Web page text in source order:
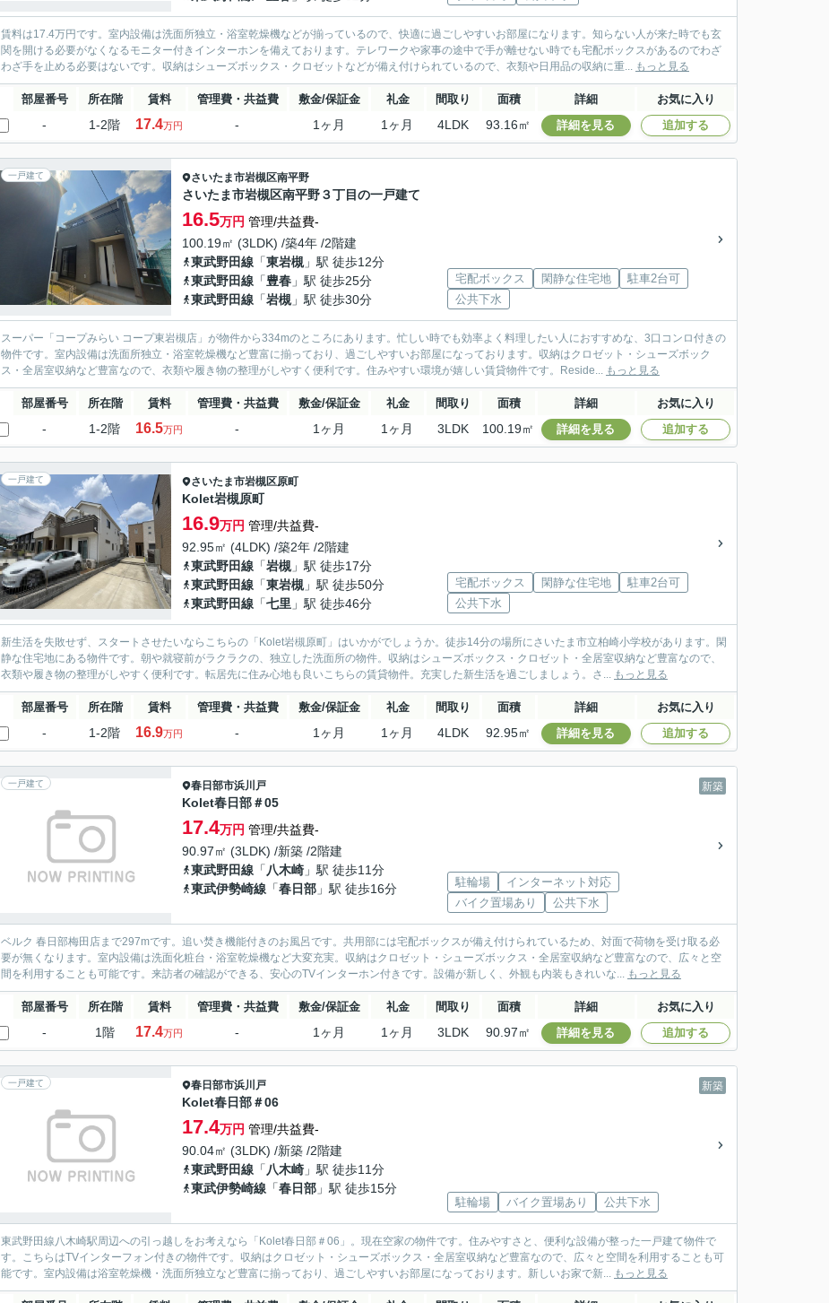
賃料は17.4万円です。室内設備は洗面所独立・浴室乾燥機などが揃っているので、快適に過ごしやすいお部屋になります。知らない人が来た時でも玄
関を開ける必要がなくなるモニター付きインターホンを備えております。テレワークや家事の途中で手が離せない時でも宅配ボックスがあるのでわざ
わざ手を止める必要はないです。収納はシューズボックス・クロゼットなどが備え付けられているので、衣類や日用品の収納に重... もっと見る
部屋番号 所在階 賃料 管理費・共益費 敷金/保証金 礼金 間取り 面積 詳細 お気に入り
- 1-2階 17.4万円 - 1ヶ月 1ヶ月 4LDK 93.16㎡ 詳細を見る 追加する
一戸建て さいたま市岩槻区南平野
さいたま市岩槻区南平野３丁目の一戸建て
16.5万円 管理/共益費-
100.19㎡ (3LDK) /築4年 /2階建
東武野田線 「東岩槻 」駅 徒歩12分
東武野田線 「豊春 」駅 徒歩25分
東武野田線 「岩槻 」駅 徒歩30分
宅配ボックス 閑静な住宅地
駐車2台可
公共下水
スーパー「コープみらい コープ東岩槻店」が物件から334mのところにあります。忙しい時でも効率よく料理したい人におすすめな、3口コンロ付きの
物件です。室内設備は洗面所独立・浴室乾燥機など豊富に揃っており、過ごしやすいお部屋になっております。収納はクロゼット・シューズボック
ス・全居室収納など豊富なので、衣類や履き物の整理がしやすく便利です。住みやすい環境が嬉しい賃貸物件です。Reside... もっと見る
部屋番号 所在階 賃料 管理費・共益費 敷金/保証金 礼金 間取り 面積 詳細 お気に入り
- 1-2階 16.5万円 - 1ヶ月 1ヶ月 3LDK 100.19㎡ 詳細を見る 追加する
一戸建て さいたま市岩槻区原町
Kolet岩槻原町
16.9万円 管理/共益費-
92.95㎡ (4LDK) /築2年 /2階建
東武野田線 「岩槻 」駅 徒歩17分
東武野田線 「東岩槻 」駅 徒歩50分
東武野田線 「七里 」駅 徒歩46分
宅配ボックス 閑静な住宅地
駐車2台可
公共下水
新生活を失敗せず、スタートさせたいならこちらの「Kolet岩槻原町」はいかがでしょうか。徒歩14分の場所にさいたま市立柏崎小学校があります。閑
静な住宅地にある物件です。朝や就寝前がラクラクの、独立した洗面所の物件。収納はシューズボックス・クロゼット・全居室収納など豊富なので、
衣類や履き物の整理がしやすく便利です。転居先に住み心地も良いこちらの賃貸物件。充実した新生活を過ごしましょう。さ... もっと見る
部屋番号 所在階 賃料 管理費・共益費 敷金/保証金 礼金 間取り 面積 詳細 お気に入り
- 1-2階 16.9万円 - 1ヶ月 1ヶ月 4LDK 92.95㎡ 詳細を見る 追加する
一戸建て 新築
春日部市浜川戸
Kolet春日部＃05
17.4万円 管理/共益費-
90.97㎡ (3LDK) /新築 /2階建
東武野田線 「 八木崎 」駅 徒歩11分
東武伊勢崎線 「春日部 」駅 徒歩16分 駐輪場
インターネット対応
バイク置場あり
公共下水
ベルク 春日部梅田店まで297mです。追い焚き機能付きのお風呂です。共用部には宅配ボックスが備え付けられているため、対面で荷物を受け取る必
要が無くなります。室内設備は洗面化粧台・浴室乾燥機など大変充実。収納はクロゼット・シューズボックス・全居室収納など豊富なので、広々と空
間を利用することも可能です。来訪者の確認ができる、安心のTVインターホン付きです。設備が新しく、外観も内装もきれいな... もっと見る
部屋番号 所在階 賃料 管理費・共益費 敷金/保証金 礼金 間取り 面積 詳細 お気に入り
- 1階 17.4万円 - 1ヶ月 1ヶ月 3LDK 90.97㎡ 詳細を見る 追加する
一戸建て 新築
春日部市浜川戸
Kolet春日部＃06
17.4万円 管理/共益費-
90.04㎡ (3LDK) /新築 /2階建
東武野田線 「 八木崎 」駅 徒歩11分
東武伊勢崎線 「春日部 」駅 徒歩15分
駐輪場 バイク置場あり 公共下水
東武野田線八木崎駅周辺への引っ越しをお考えなら「Kolet春日部＃06」。現在空家の物件です。住みやすさと、便利な設備が整った一戸建て物件で
す。こちらはTVインターフォン付きの物件です。収納はクロゼット・シューズボックス・全居室収納など豊富なので、広々と空間を利用することも可
能です。室内設備は浴室乾燥機・洗面所独立など豊富に揃っており、過ごしやすいお部屋になっております。新しいお家で新... もっと見る